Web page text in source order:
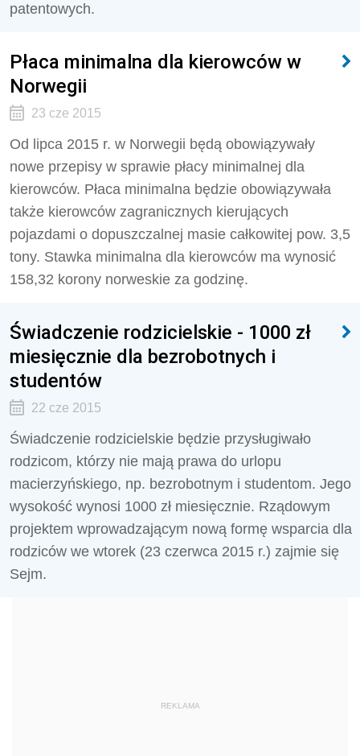
patentowych.
Płaca minimalna dla kierowców w
Norwegii
23 cze 2015
Od lipca 2015 r. w Norwegii będą obowiązywały
nowe przepisy w sprawie płacy minimalnej dla
kierowców. Płaca minimalna będzie obowiązywała
także kierowców zagranicznych kierujących
pojazdami o dopuszczalnej masie całkowitej pow. 3,5
tony. Stawka minimalna dla kierowców ma wynosić
158,32 korony norweskie za godzinę.
Świadczenie rodzicielskie - 1000 zł
miesięcznie dla bezrobotnych i
studentów
22 cze 2015
Świadczenie rodzicielskie będzie przysługiwało
rodzicom, którzy nie mają prawa do urlopu
macierzyńskiego, np. bezrobotnym i studentom. Jego
wysokość wynosi 1000 zł miesięcznie. Rządowym
projektem wprowadzającym nową formę wsparcia dla
rodziców we wtorek (23 czerwca 2015 r.) zajmie się
Sejm.
REKLAMA